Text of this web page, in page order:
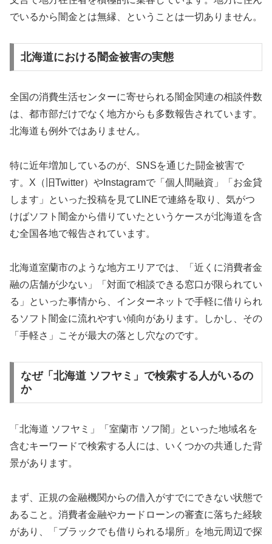
でいるから闇金とは無縁、ということは一切ありません。
北海道における闇金被害の実態
全国の消費生活センターに寄せられる闇金関連の相談件数
は、都市部だけでなく地方からも多数報告されています。
北海道も例外ではありません。
特に近年増加しているのが、SNSを通じた闘金被害で
す。X（旧Twitter）やInstagramで「個人間融資」「お金貸
します」といった投稿を見てLINEで連絡を取り、気がつ
けばソフト闇金から借りていたというケースが北海道を含
む全国各地で報告されています。
北海道室蘭市のような地方エリアでは、「近くに消費者金
融の店舗が少ない」「対面で相談できる窓口が限られてい
る」といった事情から、インターネットで手軽に借りられ
るソフト闇金に流れやすい傾向があります。しかし、その
「手軽さ」こそが最大の落とし穴なのです。
なぜ「北海道 ソフヤミ」で検索する人がいるの
か
「北海道 ソフヤミ」「室蘭市 ソフ闇」といった地域名を
含むキーワードで検索する人には、いくつかの共通した背
景があります。
まず、正規の金融機関からの借入がすでにできない状態で
あること。消費者金融やカードローンの審査に落ちた経験
があり、「ブラックでも借りられる場所」を地元周辺で探